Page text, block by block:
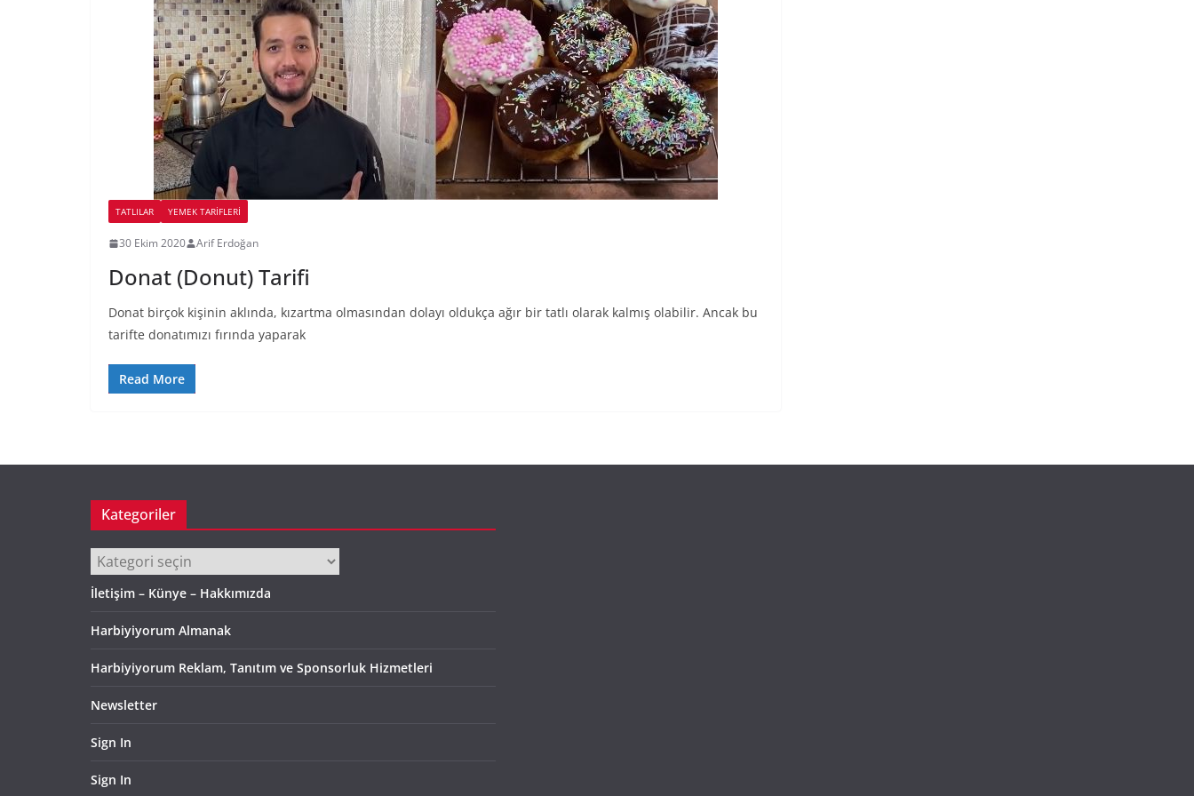
TATLILAR YEMEK TARİFLERİ
30 Ekim 2020 Arif Erdoğan
Donat (Donut) Tarifi
Donat birçok kişinin aklında, kızartma olmasından dolayı oldukça ağır bir tatlı olarak kalmış olabilir. Ancak bu
tarifte donatımızı fırında yaparak
Read More
Kategoriler
Kategoriler
İletişim – Künye – Hakkımızda
Harbiyiyorum Almanak
Harbiyiyorum Reklam, Tanıtım ve Sponsorluk Hizmetleri
Newsletter
Sign In
Sign In